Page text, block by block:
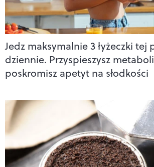
Jedz maksymalnie 3 łyżeczki tej
dziennie. Przyspieszysz
poskromisz apetyt na słodkości